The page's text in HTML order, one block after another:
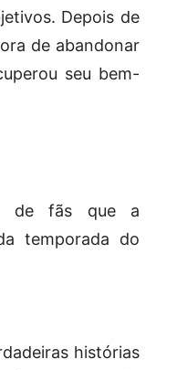
Depois de
de abandonar
seu bem-
de fãs que a
temporada do
histórias